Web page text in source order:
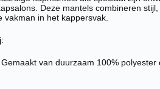
Deze mantels combineren
vakman in het kappersvak.
van duurzaam 100%